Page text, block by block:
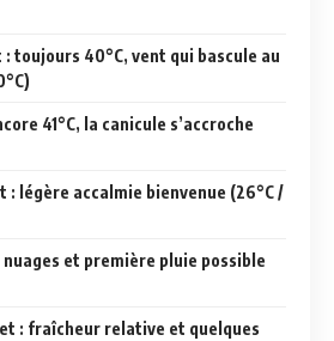
toujours 40°C, vent qui bascule au
41°C, la canicule s’accroche
: légère accalmie bienvenue (26°C /
nuages et première pluie possible
: fraîcheur relative et quelques